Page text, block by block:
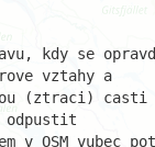
kdy se
vztahy a
(ztraci) casti
odpustit
v OSM vubec